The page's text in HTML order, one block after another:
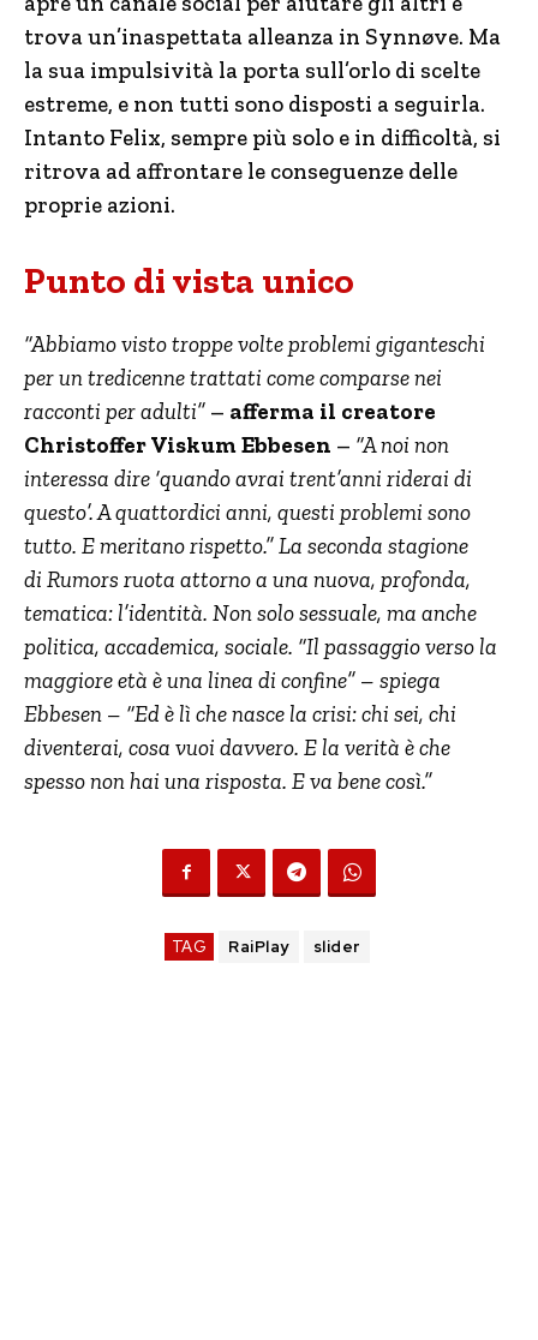
trova un’inaspettata alleanza in Synnøve. Ma
la sua impulsività la porta sull’orlo di scelte
estreme, e non tutti sono disposti a seguirla.
Intanto Felix, sempre più solo e in difficoltà, si
ritrova ad affrontare le conseguenze delle
proprie azioni.
Punto di vista unico
“Abbiamo visto troppe volte problemi giganteschi
per un tredicenne trattati come comparse nei
racconti per adulti” – afferma il creatore
Christoffer Viskum Ebbesen – “A noi non
interessa dire ‘quando avrai trent’anni riderai di
questo’. A quattordici anni, questi problemi sono
tutto. E meritano rispetto.” La seconda stagione
di Rumors ruota attorno a una nuova, profonda,
tematica: l’identità. Non solo sessuale, ma anche
politica, accademica, sociale. “Il passaggio verso la
maggiore età è una linea di confine” – spiega
Ebbesen – “Ed è lì che nasce la crisi: chi sei, chi
diventerai, cosa vuoi davvero. E la verità è che
spesso non hai una risposta. E va bene così.”
TAG RaiPlay slider